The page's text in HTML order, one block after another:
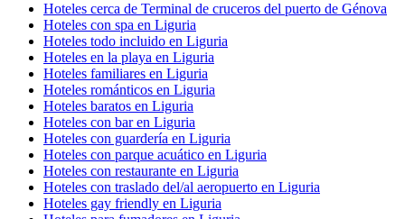
Hoteles cerca de Terminal de cruceros del puerto de Génova
Hoteles con spa en Liguria
Hoteles todo incluido en Liguria
Hoteles en la playa en Liguria
Hoteles familiares en Liguria
Hoteles románticos en Liguria
Hoteles baratos en Liguria
Hoteles con bar en Liguria
Hoteles con guardería en Liguria
Hoteles con parque acuático en Liguria
Hoteles con restaurante en Liguria
Hoteles con traslado del/al aeropuerto en Liguria
Hoteles gay friendly en Liguria